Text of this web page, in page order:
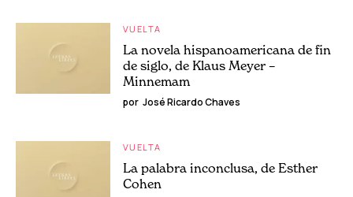
VUELTA
La novela hispanoamericana de fin
de siglo, de Klaus Meyer –
Minnemam
por José Ricardo Chaves
VUELTA
La palabra inconclusa, de Esther
Cohen